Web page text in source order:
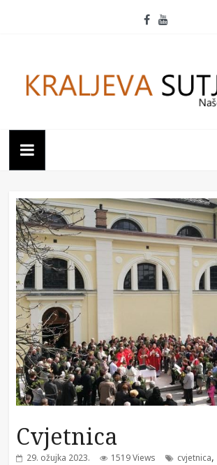
Kraljeva
Sutjeska
stolno
mjesto
Cvjetnica
29. ožujka 2023. 1519 Views cvjetnica,